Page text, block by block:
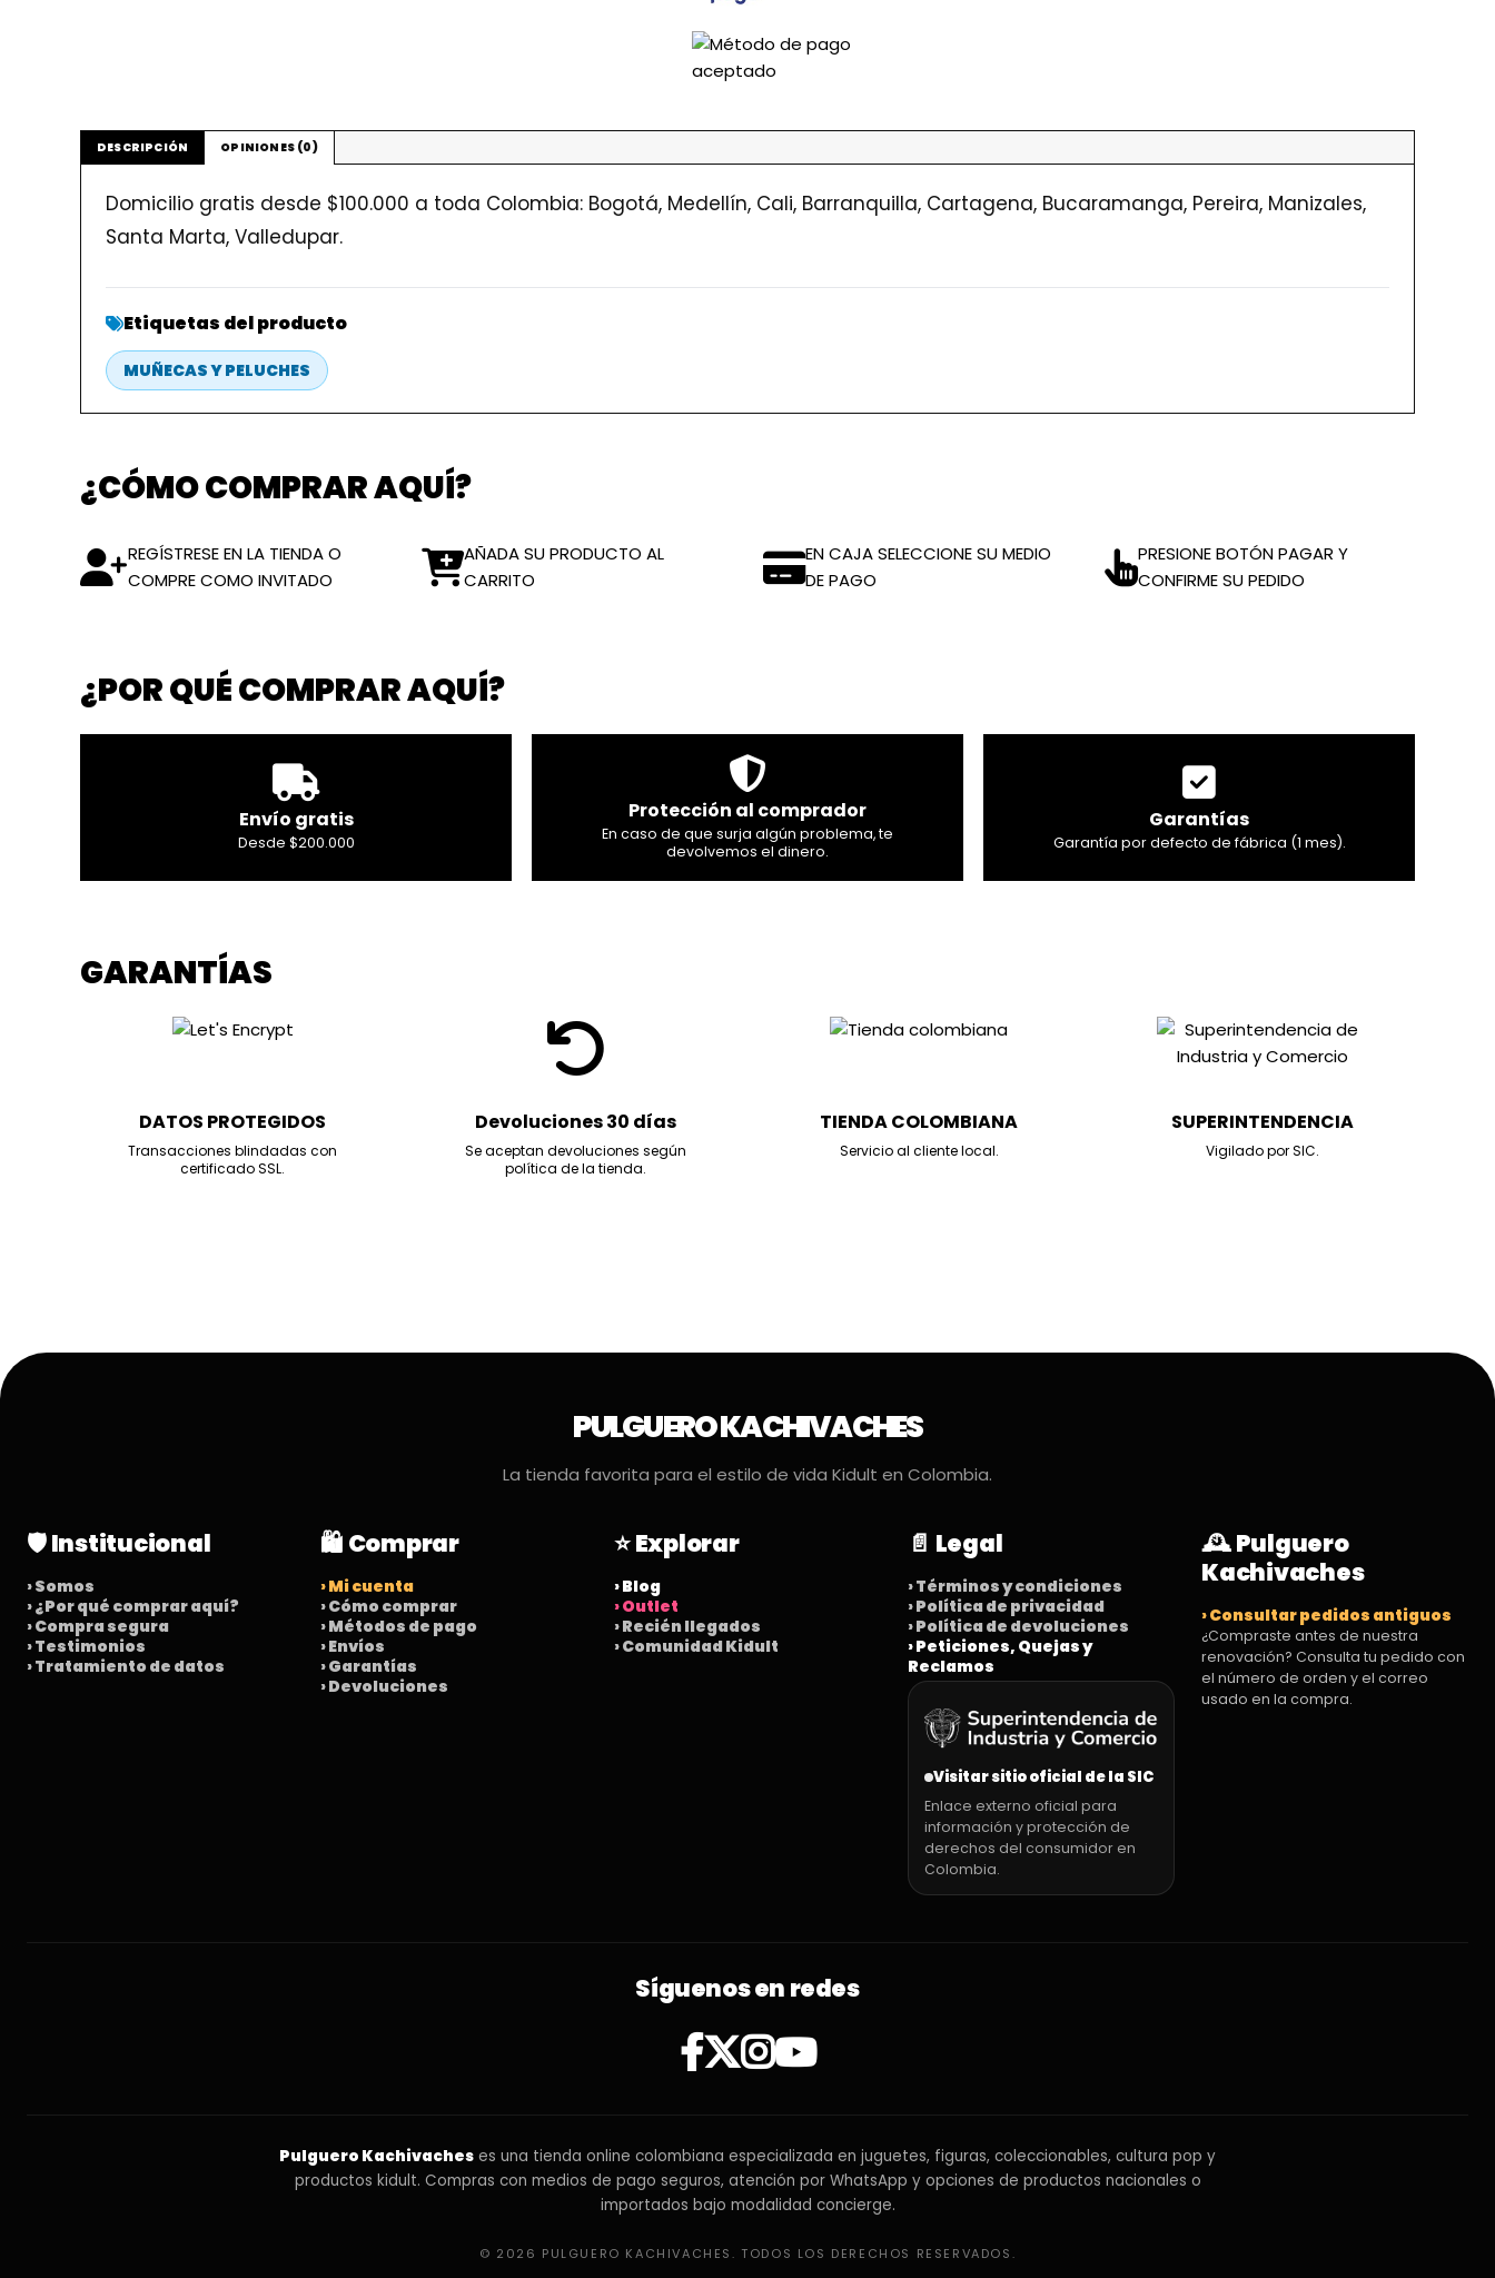
DESCRIPCIÓN OPINIONES (0)
Domicilio gratis desde $100.000 a toda Colombia: Bogotá, Medellín, Cali, Barranquilla, Cartagena, Bucaramanga, Pereira, Manizales,
Santa Marta, Valledupar.
Etiquetas del producto
MUÑECAS Y PELUCHES
¿CÓMO COMPRAR AQUÍ?
REGÍSTRESE EN LA TIENDA O
COMPRE COMO INVITADO
AÑADA SU PRODUCTO AL
CARRITO
EN CAJA SELECCIONE SU MEDIO
DE PAGO
PRESIONE BOTÓN PAGAR Y
CONFIRME SU PEDIDO
¿POR QUÉ COMPRAR AQUÍ?
Envío gratis
Desde $200.000
Protección al comprador
En caso de que surja algún problema, te
devolvemos el dinero.
Garantías
Garantía por defecto de fábrica (1 mes).
GARANTÍAS
DATOS PROTEGIDOS
Transacciones blindadas con
certificado SSL.
Devoluciones 30 días
Se aceptan devoluciones según
política de la tienda.
TIENDA COLOMBIANA
Servicio al cliente local.
SUPERINTENDENCIA
Vigilado por SIC.
PULGUERO KACHIVACHES
La tienda favorita para el estilo de vida Kidult en Colombia.
🛡️ Institucional
› Somos
› ¿Por qué comprar aquí?
› Compra segura
› Testimonios
› Tratamiento de datos
🛍️ Comprar
› Mi cuenta
› Cómo comprar
› Métodos de pago
› Envíos
› Garantías
› Devoluciones
⭐ Explorar
› Blog
› Outlet
› Recién llegados
› Comunidad Kidult
📄 Legal
› Términos y condiciones
› Política de privacidad
› Política de devoluciones
› Peticiones, Quejas y
Reclamos
Visitar sitio oficial de la SIC
Enlace externo oficial para
información y protección de
derechos del consumidor en
Colombia.
🕰️ Pulguero
Kachivaches
› Consultar pedidos antiguos
¿Compraste antes de nuestra
renovación? Consulta tu pedido con
el número de orden y el correo
usado en la compra.
Síguenos en redes
Pulguero Kachivaches es una tienda online colombiana especializada en juguetes, figuras, coleccionables, cultura pop y
productos kidult. Compras con medios de pago seguros, atención por WhatsApp y opciones de productos nacionales o
importados bajo modalidad concierge.
© 2026 PULGUERO KACHIVACHES. TODOS LOS DERECHOS RESERVADOS.